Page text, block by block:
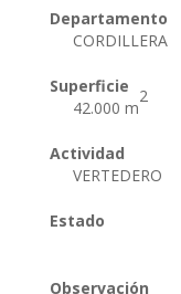
Departamento
CORDILLERA
Superficie
42.000 m
2
Actividad
VERTEDERO
Estado
Observación